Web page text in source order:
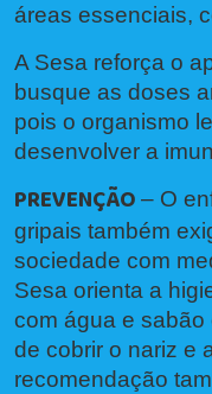
áreas essenciais,
A Sesa reforça o
busque as doses
pois o organismo
desenvolver a
PREVENÇÃO – O
gripais também
sociedade com
Sesa orienta a
com água e sabão
de cobrir o nariz e
recomendação